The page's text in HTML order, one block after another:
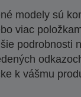
modely sú
viac
podrobnosti
k vášmu